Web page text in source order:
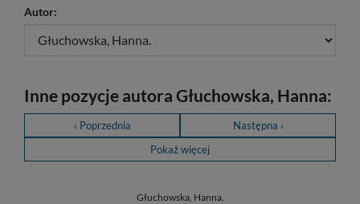
Autor:
Inne pozycje autora Głuchowska, Hanna:
‹ Poprzednia
Następna ›
Pokaż więcej
Głuchowska, Hanna.